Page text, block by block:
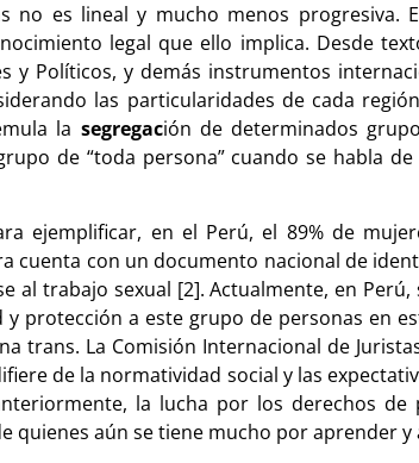
es lineal y mucho menos progresiva.
legal que ello implica. Desde
y Políticos, y demás instrumentos
las particularidades de cada
la segregación de determinados
de “toda persona” cuando se habla
ejemplificar, en el Perú, el 89% de
cuenta con un documento nacional de
al trabajo sexual [2]. Actualmente, en
protección a este grupo de personas en
trans. La Comisión Internacional de
de la normatividad social y las
la lucha por los derechos
quienes aún se tiene mucho por aprender